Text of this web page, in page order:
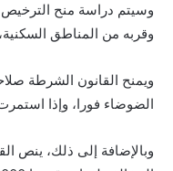
وسيتم دراسة منح الترخيص
وقربه من المناطق
ويمنح القانون الشرطة
الضوضاء فورا، وإذا
وبالإضافة إلى ذلك، ينص